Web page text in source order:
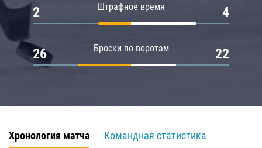
Штрафное время
2 4
Броски по воротам
26 22
Хронология матча
Командная статистика